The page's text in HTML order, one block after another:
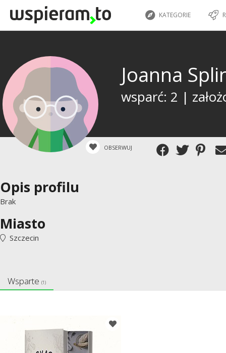
KATEGORIE
Joanna
wsparć: 2 |
OBSERWUJ
Opis profilu
Brak
Miasto
Szczecin
Wsparte (1)